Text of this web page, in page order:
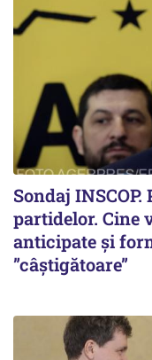
Sondaj
partidelor. Cine
anticipate și
”câștigătoare”